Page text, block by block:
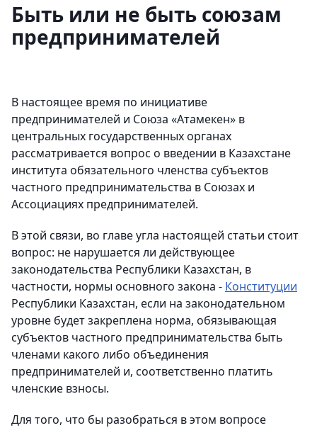
Быть или не быть союзам
предпринимателей
В настоящее время по инициативе
предпринимателей и Союза «Атамекен» в
центральных государственных органах
рассматривается вопрос о введении в Казахстане
института обязательного членства субъектов
частного предпринимательства в Союзах и
Ассоциациях предпринимателей.
В этой связи, во главе угла настоящей статьи стоит
вопрос: не нарушается ли действующее
законодательства Республики Казахстан, в
частности, нормы основного закона - Конституции
Республики Казахстан, если на законодательном
уровне будет закреплена норма, обязывающая
субъектов частного предпринимательства быть
членами какого либо объединения
предпринимателей и, соответственно платить
членские взносы.
Для того, что бы разобраться в этом вопросе